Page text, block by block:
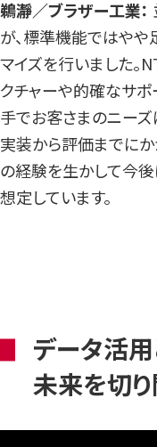
鵜瀞／ブラザー工業：
が、標準機能ではやや
マイズを行いました。
クチャーや的確なサ
手でお客さまのニー
実装から評価までに
の経験を生かして今
想定しています。
データ活
未来を切り